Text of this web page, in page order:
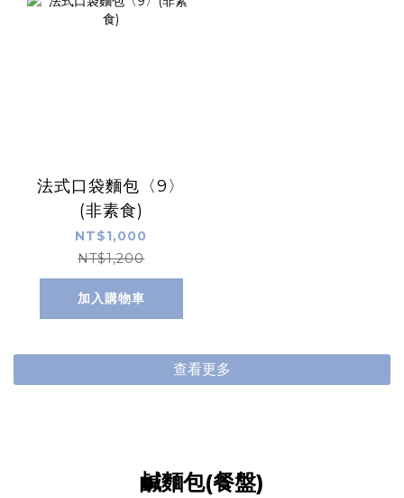
法式口袋麵包〈9〉
(非素食)
NT$1,000
NT$1,200
加入購物車
查看更多
鹹麵包(餐盤)